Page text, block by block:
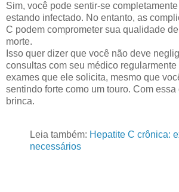
Sim, você pode sentir-se
estando infectado. No entanto, as
C podem comprometer sua qualidade
morte.
Isso quer dizer que você não deve
consultas com seu médico
exames que ele solicita, mesmo que
sentindo forte como um touro. Com
brinca.
Leia também: Hepatite C crônica:
necessários